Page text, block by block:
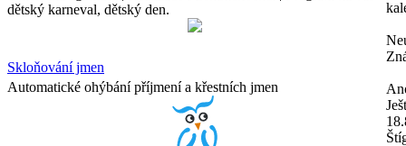
dětský karneval, dětský den.
Skloňování jmen
Automatické ohýbání příjmení a křestních jmen